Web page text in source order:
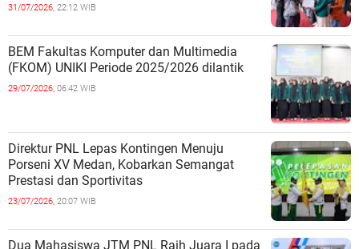
31/07/2026, 22:12 WIB
BEM Fakultas Komputer dan Multimedia
(FKOM) UNIKI Periode 2025/2026 dilantik
29/07/2026, 06:42 WIB
Direktur PNL Lepas Kontingen Menuju
Porseni XV Medan, Kobarkan Semangat
Prestasi dan Sportivitas
23/07/2026, 20:07 WIB
Dua Mahasiswa JTM PNL Raih Juara I pada